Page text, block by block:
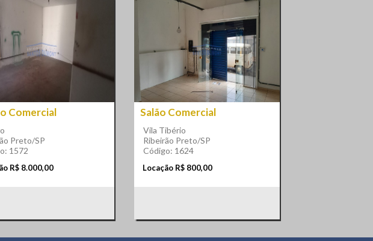
Comercial
Preto/SP
1572
R$ 8.000,00
Salão Comercial
Vila Tibério
Ribeirão Preto/SP
Código: 1624
Locação R$ 800,00